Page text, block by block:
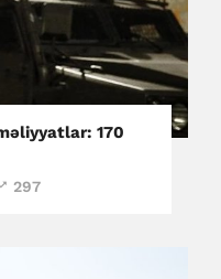
170
297